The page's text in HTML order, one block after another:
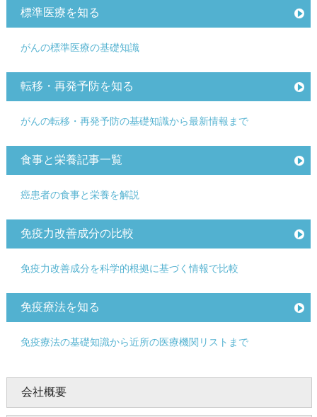
標準医療を知る
がんの標準医療の基礎知識
転移・再発予防を知る
がんの転移・再発予防の基礎知識から最新情報まで
食事と栄養記事一覧
癌患者の食事と栄養を解説
免疫力改善成分の比較
免疫力改善成分を科学的根拠に基づく情報で比較
免疫療法を知る
免疫療法の基礎知識から近所の医療機関リストまで
会社概要